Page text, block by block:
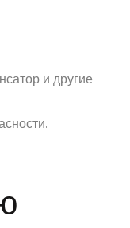
и другие